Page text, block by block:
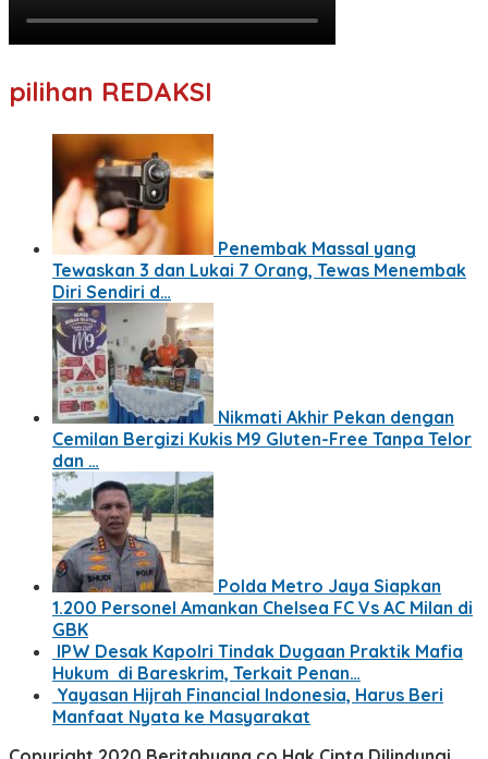
pilihan REDAKSI
Penembak Massal yang
Tewaskan 3 dan Lukai 7 Orang, Tewas Menembak
Diri Sendiri d…
Nikmati Akhir Pekan dengan
Cemilan Bergizi Kukis M9 Gluten-Free Tanpa Telor
dan …
Polda Metro Jaya Siapkan
1.200 Personel Amankan Chelsea FC Vs AC Milan di
GBK
IPW Desak Kapolri Tindak Dugaan Praktik Mafia
Hukum di Bareskrim, Terkait Penan…
Yayasan Hijrah Financial Indonesia, Harus Beri
Manfaat Nyata ke Masyarakat